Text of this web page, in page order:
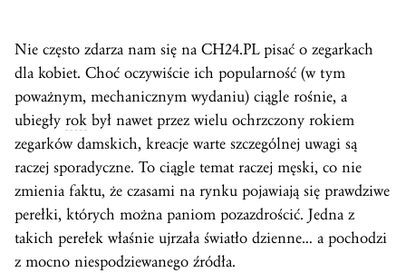
Nie często zdarza nam się na CH24.PL pisać o zegarkach
dla kobiet. Choć oczywiście ich popularność (w tym
poważnym, mechanicznym wydaniu) ciągle rośnie, a
ubiegły rok był nawet przez wielu ochrzczony rokiem
zegarków damskich, kreacje warte szczególnej uwagi są
raczej sporadyczne. To ciągle temat raczej męski, co nie
zmienia faktu, że czasami na rynku pojawiają się prawdziwe
perełki, których można paniom pozazdrościć. Jedna z
takich perełek właśnie ujrzała światło dzienne… a pochodzi
z mocno niespodziewanego źródła.